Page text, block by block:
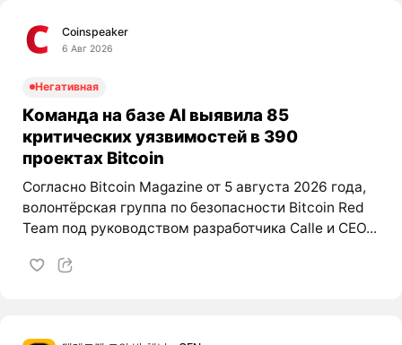
Coinspeaker
6 Авг 2026
Негативная
Команда на базе AI выявила 85
критических уязвимостей в 390
проектах Bitcoin
Согласно Bitcoin Magazine от 5 августа 2026 года,
волонтёрская группа по безопасности Bitcoin Red
Team под руководством разработчика Calle и CEO...